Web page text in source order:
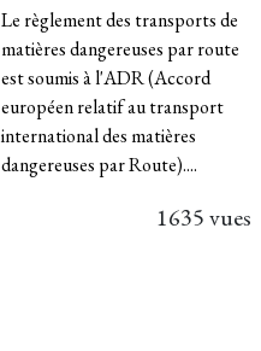
Le règlement des transports de
matières dangereuses par route
est soumis à l'ADR (Accord
européen relatif au transport
international des matières
dangereuses par Route)....
1635 vues